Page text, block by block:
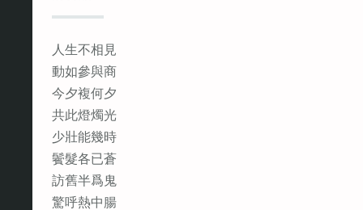
人生不相見
動如參與商
今夕複何夕
共此燈燭光
少壯能幾時
鬢髮各已蒼
訪舊半爲鬼
驚呼熱中腸